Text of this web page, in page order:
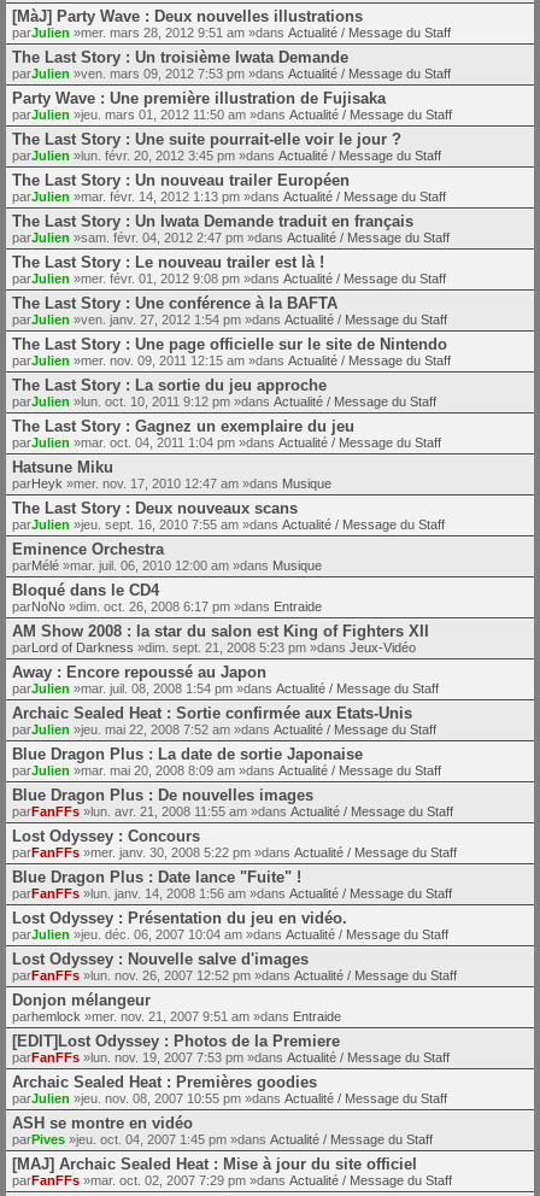
[MàJ] Party Wave : Deux nouvelles illustrations
parJulien »mer. mars 28, 2012 9:51 am »dans Actualité / Message du Staff
The Last Story : Un troisième Iwata Demande
parJulien »ven. mars 09, 2012 7:53 pm »dans Actualité / Message du Staff
Party Wave : Une première illustration de Fujisaka
parJulien »jeu. mars 01, 2012 11:50 am »dans Actualité / Message du Staff
The Last Story : Une suite pourrait-elle voir le jour ?
parJulien »lun. févr. 20, 2012 3:45 pm »dans Actualité / Message du Staff
The Last Story : Un nouveau trailer Européen
parJulien »mar. févr. 14, 2012 1:13 pm »dans Actualité / Message du Staff
The Last Story : Un Iwata Demande traduit en français
parJulien »sam. févr. 04, 2012 2:47 pm »dans Actualité / Message du Staff
The Last Story : Le nouveau trailer est là !
parJulien »mer. févr. 01, 2012 9:08 pm »dans Actualité / Message du Staff
The Last Story : Une conférence à la BAFTA
parJulien »ven. janv. 27, 2012 1:54 pm »dans Actualité / Message du Staff
The Last Story : Une page officielle sur le site de Nintendo
parJulien »mer. nov. 09, 2011 12:15 am »dans Actualité / Message du Staff
The Last Story : La sortie du jeu approche
parJulien »lun. oct. 10, 2011 9:12 pm »dans Actualité / Message du Staff
The Last Story : Gagnez un exemplaire du jeu
parJulien »mar. oct. 04, 2011 1:04 pm »dans Actualité / Message du Staff
Hatsune Miku
parHeyk »mer. nov. 17, 2010 12:47 am »dans Musique
The Last Story : Deux nouveaux scans
parJulien »jeu. sept. 16, 2010 7:55 am »dans Actualité / Message du Staff
Eminence Orchestra
parMélé »mar. juil. 06, 2010 12:00 am »dans Musique
Bloqué dans le CD4
parNoNo »dim. oct. 26, 2008 6:17 pm »dans Entraide
AM Show 2008 : la star du salon est King of Fighters XII
parLord of Darkness »dim. sept. 21, 2008 5:23 pm »dans Jeux-Vidéo
Away : Encore repoussé au Japon
parJulien »mar. juil. 08, 2008 1:54 pm »dans Actualité / Message du Staff
Archaic Sealed Heat : Sortie confirmée aux Etats-Unis
parJulien »jeu. mai 22, 2008 7:52 am »dans Actualité / Message du Staff
Blue Dragon Plus : La date de sortie Japonaise
parJulien »mar. mai 20, 2008 8:09 am »dans Actualité / Message du Staff
Blue Dragon Plus : De nouvelles images
parFanFFs »lun. avr. 21, 2008 11:55 am »dans Actualité / Message du Staff
Lost Odyssey : Concours
parFanFFs »mer. janv. 30, 2008 5:22 pm »dans Actualité / Message du Staff
Blue Dragon Plus : Date lance "Fuite" !
parFanFFs »lun. janv. 14, 2008 1:56 am »dans Actualité / Message du Staff
Lost Odyssey : Présentation du jeu en vidéo.
parJulien »jeu. déc. 06, 2007 10:04 am »dans Actualité / Message du Staff
Lost Odyssey : Nouvelle salve d'images
parFanFFs »lun. nov. 26, 2007 12:52 pm »dans Actualité / Message du Staff
Donjon mélangeur
parhemlock »mer. nov. 21, 2007 9:51 am »dans Entraide
[EDIT]Lost Odyssey : Photos de la Premiere
parFanFFs »lun. nov. 19, 2007 7:53 pm »dans Actualité / Message du Staff
Archaic Sealed Heat : Premières goodies
parJulien »jeu. nov. 08, 2007 10:55 pm »dans Actualité / Message du Staff
ASH se montre en vidéo
parPives »jeu. oct. 04, 2007 1:45 pm »dans Actualité / Message du Staff
[MAJ] Archaic Sealed Heat : Mise à jour du site officiel
parFanFFs »mar. oct. 02, 2007 7:29 pm »dans Actualité / Message du Staff